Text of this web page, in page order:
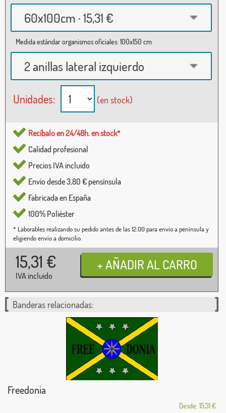
60x100cm · 15,31 €
Medida estándar organismos oficiales: 100x150 cm
2 anillas lateral izquierdo
Unidades: (en stock)
Recíbalo en 24/48h. en stock*
Calidad profesional
Precios IVA incluido
Envío desde 3,80 € pensínsula
Fabricada en España
100% Poliéster
* Laborables realizando su pedido antes de las 12:00 para envío a península y
eligiendo envío a domicilio.
15,31 €
IVA incluido
Banderas relacionadas:
Freedonia
Desde: 15,31 €